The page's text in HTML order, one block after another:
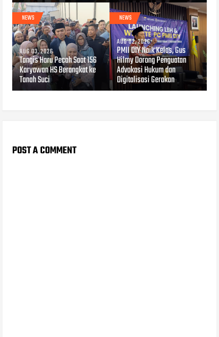
NEWS
AUG 03, 2026
Tangis Haru Pecah Saat 156
Karyawan HS Berangkat ke
Tanah Suci
NEWS
AUG 02, 2026
PMII DIY Naik Kelas, Gus
Hilmy Dorong Penguatan
Advokasi Hukum dan
Digitalisasi Gerakan
POST A COMMENT